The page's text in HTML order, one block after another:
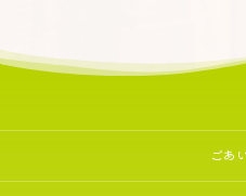
ごあ